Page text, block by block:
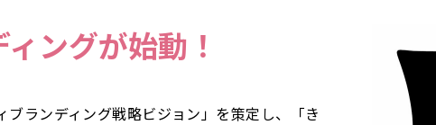
ングが始動！
ランディング戦略ビジョン」を策定し、「き